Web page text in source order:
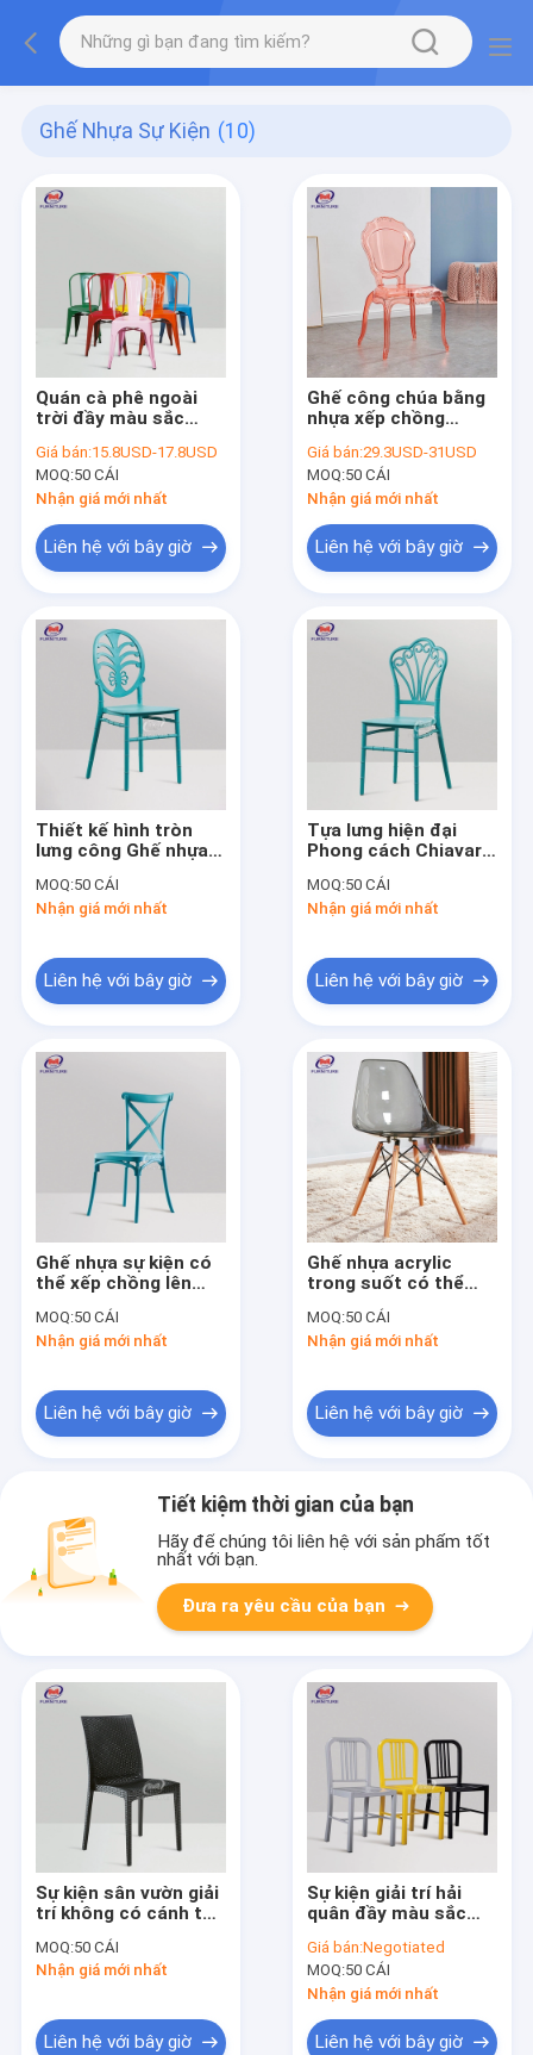
Ghế Nhựa Sự Kiện (10)
Quán cà phê ngoài
trời đầy màu sắc
Trattoria Bên ghế
thép kim loại Tolixs
Giá bán:15.8USD-17.8USD
MOQ:50 CÁI
Nhận giá mới nhất
Liên hệ với bây giờ
Ghế công chúa bằng
nhựa xếp chồng
ma cho sự kiện và
cho thuê
Giá bán:29.3USD-31USD
MOQ:50 CÁI
Nhận giá mới nhất
Liên hệ với bây giờ
Thiết kế hình tròn
lưng công Ghế nhựa
sự kiện Chiavari cho
Ourdoor
MOQ:50 CÁI
Nhận giá mới nhất
Liên hệ với bây giờ
Tựa lưng hiện đại
Phong cách Chiavari
Sự kiện Ghế nhựa
Hình con công
MOQ:50 CÁI
Nhận giá mới nhất
Liên hệ với bây giờ
Ghế nhựa sự kiện có
thể xếp chồng lên
nhau thương mại Ghế
nhựa X Back cho đám
cưới
MOQ:50 CÁI
Nhận giá mới nhất
Liên hệ với bây giờ
Ghế nhựa acrylic
trong suốt có thể
xếp chồng lên nhau
Cafe nhựa Lucite với
chân gỗ
MOQ:50 CÁI
Nhận giá mới nhất
Liên hệ với bây giờ
Tiết kiệm thời gian của bạn
Hãy để chúng tôi liên hệ với sản phẩm tốt
nhất với bạn.
Đưa ra yêu cầu của bạn
Sự kiện sân vườn giải
trí không có cánh tay
Ghế nhựa Mía Ghế
mây nhựa Nội thất
MOQ:50 CÁI
Nhận giá mới nhất
Liên hệ với bây giờ
Sự kiện giải trí hải
quân đầy màu sắc
Kim loại nhôm
Giá bán:Negotiated
MOQ:50 CÁI
Nhận giá mới nhất
Liên hệ với bây giờ